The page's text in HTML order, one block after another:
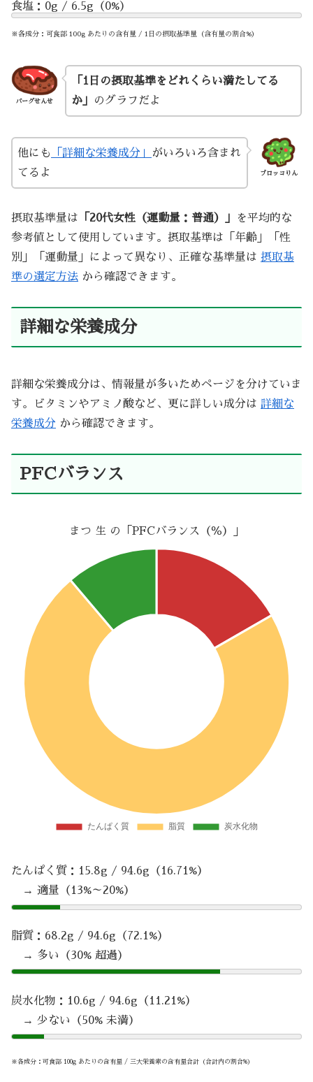
食塩：0g / 6.5g（0%）
※各成分：可食部 100g あたりの含有量 / 1日の摂取基準量（含有量の割合%）
バーグせんせ
「1日の摂取基準をどれくらい満たしてる
か」
のグラフだよ
ブロッコりん
他にも 「詳細な栄養成分」
がいろいろ含まれ
てるよ
摂取基準量は 「20代女性（運動量：普通）」
を平均的な
参考値として使用しています。摂取基準は「年齢」「性
別」「運動量」によって異なり、正確な基準量は 摂取基
準の選定方法 から確認できます。
詳細な栄養成分
詳細な栄養成分は、情報量が多いためページを分けていま
す。ビタミンやアミノ酸など、更に詳しい成分は 詳細な
栄養成分 から確認できます。
PFCバランス
まつ 生 の「PFCバランス（％）」
たんぱく質：15.8g / 94.6g（16.71%）
→ 適量（13%～20%）
脂質：68.2g / 94.6g（72.1%）
→ 多い（30% 超過）
炭水化物：10.6g / 94.6g（11.21%）
→ 少ない（50% 未満）
※各成分：可食部 100g あたりの含有量 / 三大栄養素の含有量合計（合計内の割合%）